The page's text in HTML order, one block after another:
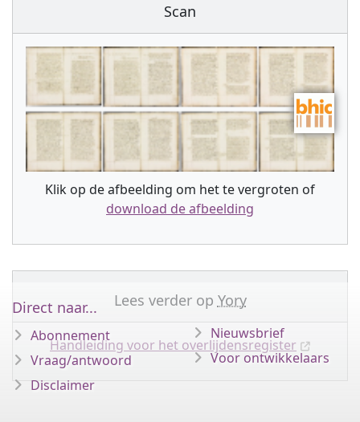
Scan
Klik op de afbeelding om het te vergroten of
download de afbeelding
Lees verder op Yory
Handleiding voor het overlijdensregister
Direct naar...
Abonnement
Vraag/antwoord
Disclaimer
Nieuwsbrief
Voor ontwikkelaars